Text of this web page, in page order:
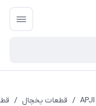
/ قطعات یخچال /